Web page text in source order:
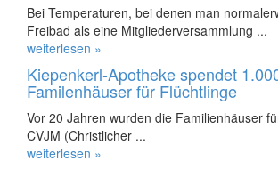
Bei Temperaturen, bei denen man
Freibad als eine Mitgliederversammlung ...
weiterlesen »
Kiepenkerl-Apotheke spendet
Familenhäuser für Flüchtlinge
Vor 20 Jahren wurden die Familienhäuser
CVJM (Christlicher ...
weiterlesen »